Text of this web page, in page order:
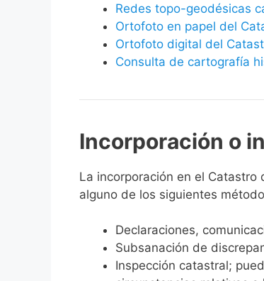
Redes topo-geodésicas
Ortofoto en papel del
Ortofoto digital del
Consulta de cartografía
Incorporación o
La incorporación en el
alguno de los siguientes
Declaraciones,
Subsanación de
Inspección catastral;